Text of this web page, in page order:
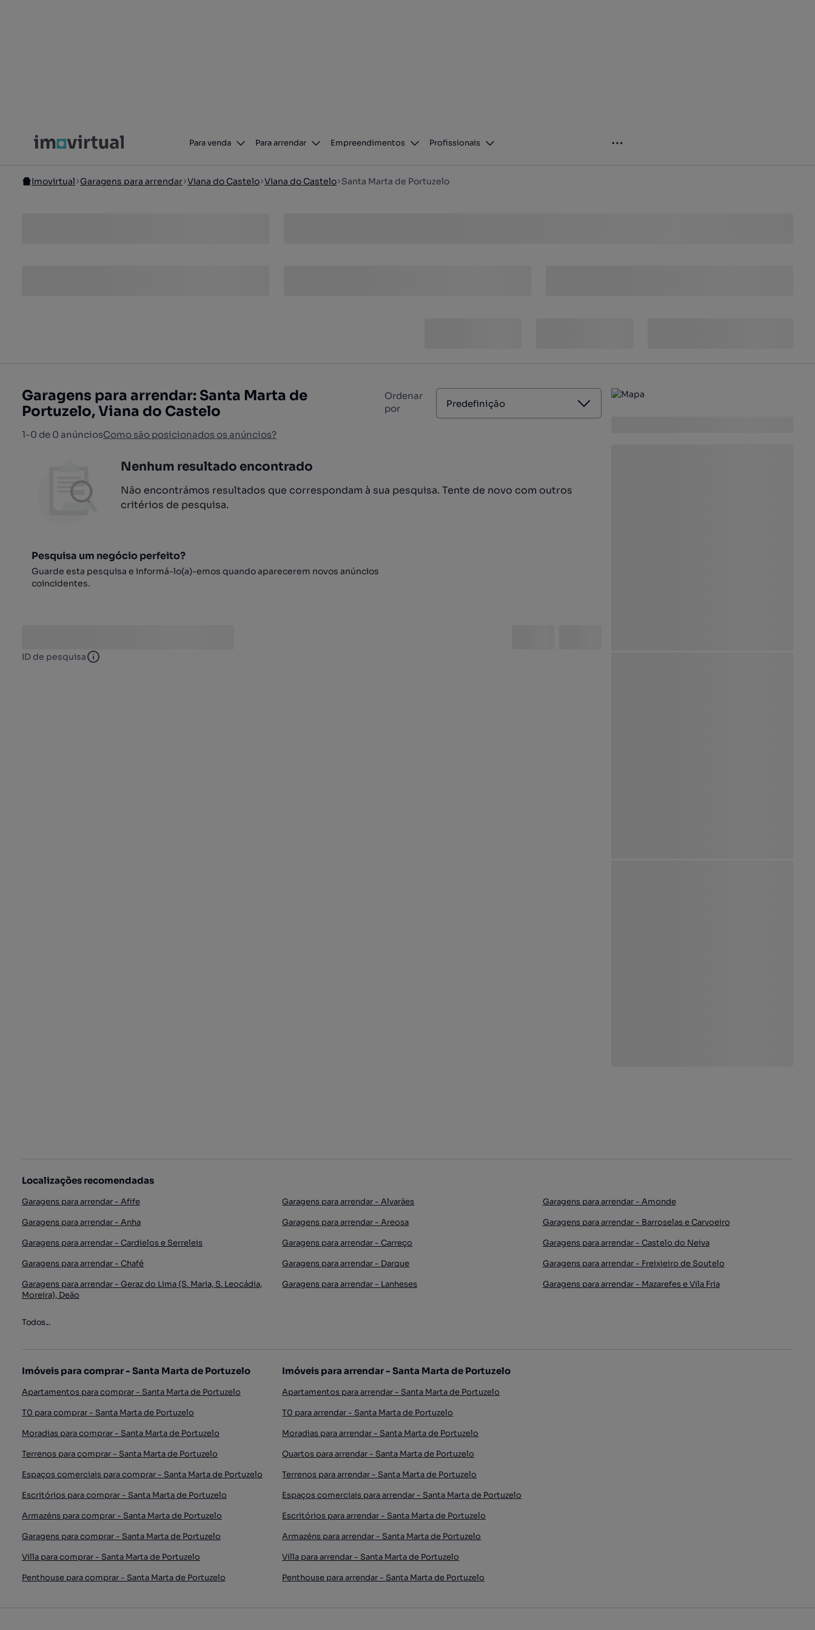
Para venda Para arrendar Empreendimentos Profissionais
Imovirtual Garagens para arrendar Viana do Castelo Viana do Castelo Santa Marta de Portuzelo
Garagens para arrendar: Santa Marta de
Portuzelo, Viana do Castelo
1-0 de 0 anúnciosComo são posicionados os anúncios?
Ordenar
por
Predefinição
Nenhum resultado encontrado
Não encontrámos resultados que correspondam à sua pesquisa. Tente de novo com outros
critérios de pesquisa.
Pesquisa um negócio perfeito?
Guarde esta pesquisa e informá-lo(a)-emos quando aparecerem novos anúncios
coincidentes.
ID de pesquisa ID de pesquisa
Localizações recomendadas
Garagens para arrendar - Afife Garagens para arrendar - Alvarães
Garagens para arrendar - Amonde
Garagens para arrendar - Anha
Garagens para arrendar - Areosa
Garagens para arrendar - Barroselas e Carvoeiro
Garagens para arrendar - Cardielos e Serreleis
Garagens para arrendar - Carreço
Garagens para arrendar - Castelo do Neiva
Garagens para arrendar - Chafé
Garagens para arrendar - Darque
Garagens para arrendar - Freixieiro de Soutelo
Garagens para arrendar - Geraz do Lima (S. Maria, S. Leocádia,
Moreira), Deão
Garagens para arrendar - Lanheses Garagens para arrendar - Mazarefes e Vila Fria
Todos...
Imóveis para comprar - Santa Marta de Portuzelo
Apartamentos para comprar - Santa Marta de Portuzelo
T0 para comprar - Santa Marta de Portuzelo
Moradias para comprar - Santa Marta de Portuzelo
Terrenos para comprar - Santa Marta de Portuzelo
Espaços comerciais para comprar - Santa Marta de Portuzelo
Escritórios para comprar - Santa Marta de Portuzelo
Armazéns para comprar - Santa Marta de Portuzelo
Garagens para comprar - Santa Marta de Portuzelo
Villa para comprar - Santa Marta de Portuzelo
Penthouse para comprar - Santa Marta de Portuzelo
Imóveis para arrendar - Santa Marta de Portuzelo
Apartamentos para arrendar - Santa Marta de Portuzelo
T0 para arrendar - Santa Marta de Portuzelo
Moradias para arrendar - Santa Marta de Portuzelo
Quartos para arrendar - Santa Marta de Portuzelo
Terrenos para arrendar - Santa Marta de Portuzelo
Espaços comerciais para arrendar - Santa Marta de Portuzelo
Escritórios para arrendar - Santa Marta de Portuzelo
Armazéns para arrendar - Santa Marta de Portuzelo
Villa para arrendar - Santa Marta de Portuzelo
Penthouse para arrendar - Santa Marta de Portuzelo